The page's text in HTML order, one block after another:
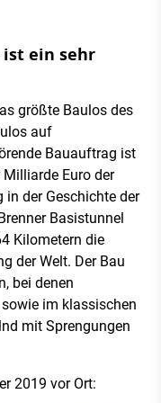
ein sehr
größte Baulos des
auf
Bauauftrag ist
Euro der
der Geschichte der
Basistunnel
Kilometern die
der Welt. Der Bau
bei denen
im klassischen
mit Sprengungen
2019 vor Ort: